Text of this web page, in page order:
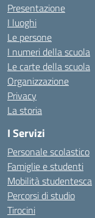
Presentazione
I luoghi
Le persone
I numeri della scuola
Le carte della scuola
Organizzazione
Privacy
La storia
I Servizi
Personale scolastico
Famiglie e studenti
Mobilità studentesca
Percorsi di studio
Tirocini